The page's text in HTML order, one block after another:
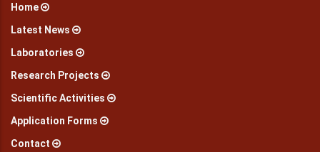
Home
Latest News
Laboratories
Research Projects
Scientific Activities
Application Forms
Contact